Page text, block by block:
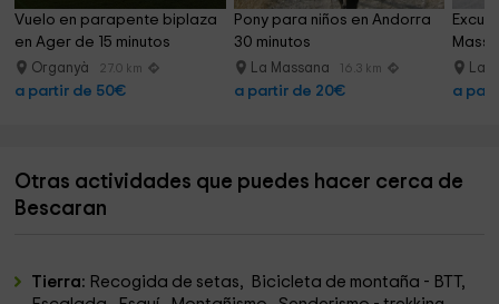
Vuelo en parapente biplaza
en Ager de 15 minutos
Organyà 27.0 km
a partir de 50€
Pony para niños en Andorra
30 minutos
La Massana 16.3 km
a partir de 20€
La
a
Otras actividades que puedes hacer cerca de
Bescaran
Tierra: Recogida de setas, Bicicleta de montaña - BTT,